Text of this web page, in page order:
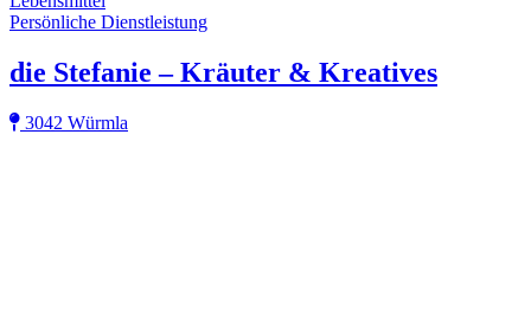
Persönliche Dienstleistung
die Stefanie – Kräuter & Kreatives
3042 Würmla